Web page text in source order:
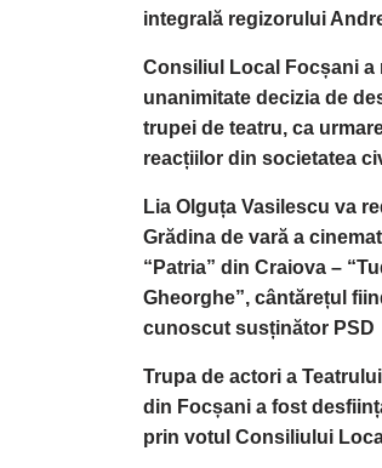
integrală regizorului
Consiliul Local Focșani a
unanimitate decizia de
trupei de teatru, ca
reacțiilor din societatea
Lia Olguța Vasilescu va
Grădina de vară a
“Patria” din Craiova –
Gheorghe”, cântărețul
cunoscut susținător PSD
Trupa de actori a
din Focșani a fost
prin votul Consiliului